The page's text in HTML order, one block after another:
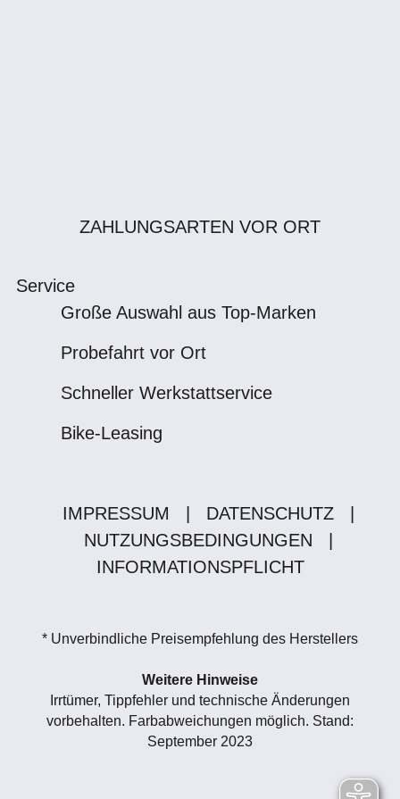
ZAHLUNGSARTEN VOR ORT
Service
Große Auswahl aus Top-Marken
Probefahrt vor Ort
Schneller Werkstattservice
Bike-Leasing
IMPRESSUM DATENSCHUTZ
NUTZUNGSBEDINGUNGEN
INFORMATIONSPFLICHT
* Unverbindliche Preisempfehlung des Herstellers
Weitere Hinweise
Irrtümer, Tippfehler und technische Änderungen
vorbehalten. Farbabweichungen möglich. Stand:
September 2023